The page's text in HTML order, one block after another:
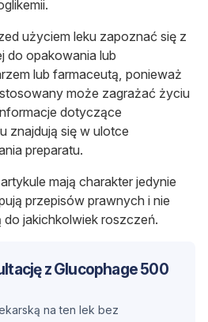
użyciem leku zapoznać się z
do opakowania lub
lub farmaceutą, ponieważ
może zagrażać życiu
dotyczące
znajdują się w ulotce
preparatu.
mają charakter jedynie
przepisów prawnych i nie
jakichkolwiek roszczeń.
z Glucophage 500
na ten lek bez